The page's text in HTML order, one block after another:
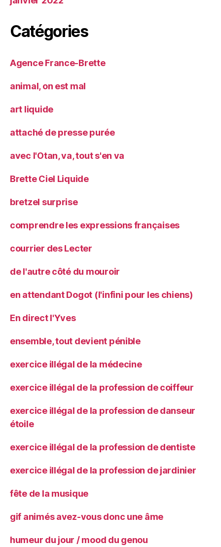
Catégories
Agence France-Brette
animal, on est mal
art liquide
attaché de presse purée
avec l'Otan, va, tout s'en va
Brette Ciel Liquide
bretzel surprise
comprendre les expressions françaises
courrier des Lecter
de l'autre côté du mouroir
en attendant Dogot (l'infini pour les chiens)
En direct l'Yves
ensemble, tout devient pénible
exercice illégal de la médecine
exercice illégal de la profession de coiffeur
exercice illégal de la profession de danseur
étoile
exercice illégal de la profession de dentiste
exercice illégal de la profession de jardinier
fête de la musique
gif animés avez-vous donc une âme
humeur du jour / mood du genou